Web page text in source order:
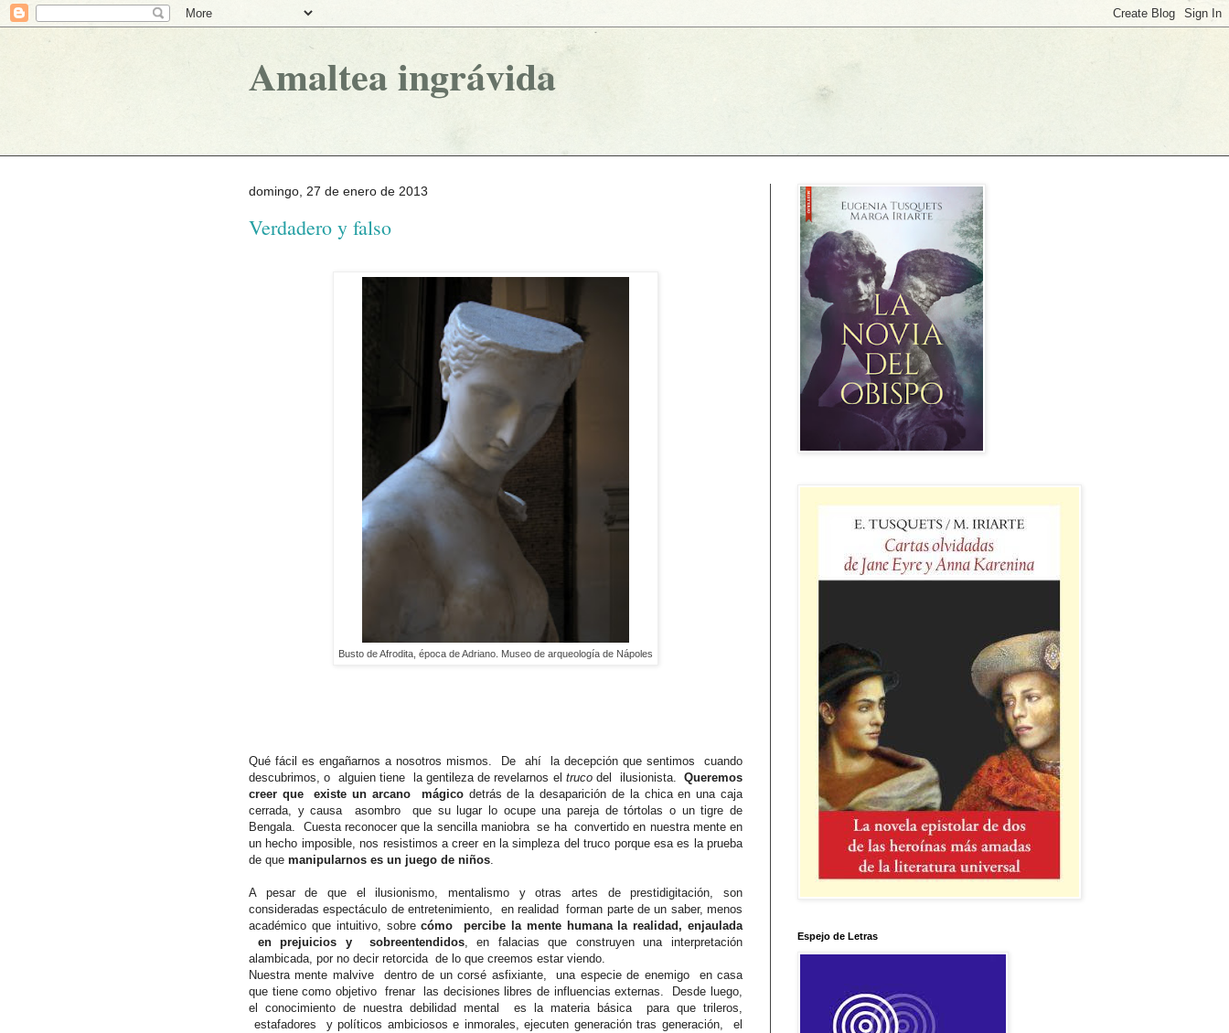
Amaltea ingrávida
domingo, 27 de enero de 2013
Verdadero y falso
Busto de Afrodita, época de Adriano. Museo de arqueología de Nápoles
Qué fácil es engañarnos a nosotros mismos. De ahí la decepción que sentimos
cuando
descubrimos, o alguien tiene la gentileza de revelarnos el truco del ilusionista. Queremos
creer que
existe un arcano mágicodetrás de la desaparición de la chica en una caja
cerrada, y causa asombro que su lugar lo ocupe una pareja de tórtolas o un tigre de
Bengala. Cuesta reconocer que la sencilla maniobra se ha convertido en nuestra mente en
un hecho imposible, nos resistimos a creer en la simpleza del truco porque esa es la prueba
de que manipularnos es un juego de niños.
A pesar de que el ilusionismo, mentalismo y otras artes de prestidigitación, son
consideradas espectáculo de entretenimiento,
en realidad
forman parte de un saber, menos
académico que intuitivo, sobrecómo
percibe la mente humana la realidad, enjaulada
en prejuicios y
sobreentendidos, en falacias que construyen una interpretación
alambicada, por no decir retorcida de lo que creemos estar viendo.
Nuestra mente malvive
dentro de un corsé asfixiante, una especie de enemigo
en casa
que tiene como objetivo
frenar las decisiones libres de influencias externas.
Desde luego,
el conocimiento de nuestra debilidad mental
es la materia básica
para que trileros,
estafadores
y políticos ambiciosos e inmorales, ejecuten generación tras generación,
el
Espejo de Letras